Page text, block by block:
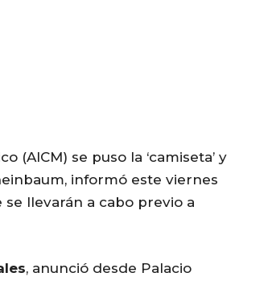
(AICM) se puso la ‘camiseta’ y
informó este viernes
se llevarán a cabo previo a
, anunció desde Palacio